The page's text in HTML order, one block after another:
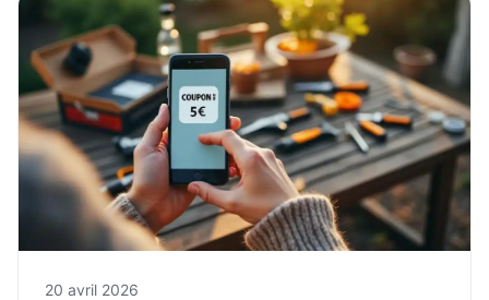
20 avril 2026